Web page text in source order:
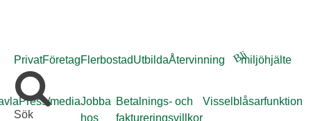
PrivatFöretagFlerbostadUtbildaÅtervinning Blimiljöhjälte
Sök
Press/mediaJobba
hos
Betalnings- och
faktureringsvillkor
Visselblåsarfunktion